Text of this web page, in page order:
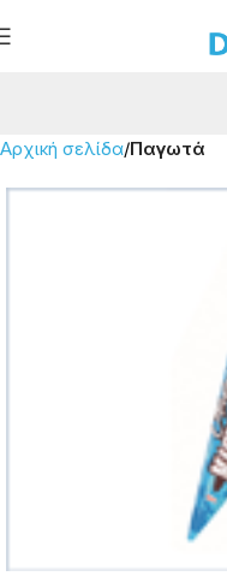
Αρχική σελίδα Παγωτά